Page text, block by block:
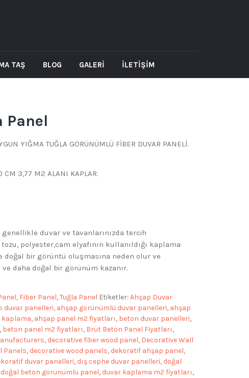
TAŞ BLOG GALERİ İLETİŞİM
Panel
YIĞMA TUĞLA GÖRÜNÜMLÜ FİBER DUVAR PANELİ.
CM 3,77 M2 ALANI KAPLAR.
duvar ve tavanlarınızda tercih
polyester,cam elyafının kullanıldığı kaplama
doğal bir görüntü oluşmasına neden olur ve
daha doğal bir görünüm kazanır.
, Fiber Panel,Tuğla Panel Etiketler: Ahşap Duvar
duvar panelleri, ahşap görünümlü duvar panelleri, ahşap
kaplama, ahşap panel m2 fiyatları, beton duvar panelleri,
, beton panel m2 fiyatları, Brüt Beton Panel Fiyatları,
, decorative fiber wood panel, Decorative Wall
Panels, decorative wood panels, dekoratif ahşap panel,
duvar panelleri, dış cephe duvar panelleri, doğal
doğal beton görünümlü panel, duvar kaplama m2 fiyatları,